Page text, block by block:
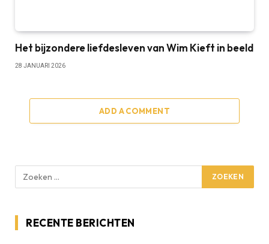
Het bijzondere liefdesleven van Wim Kieft in beeld
28 JANUARI 2026
ADD A COMMENT
RECENTE BERICHTEN